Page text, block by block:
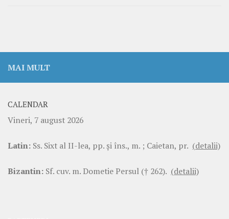
MAI MULT
CALENDAR
Vineri, 7 august 2026
Latin: Ss. Sixt al II-lea, pp. şi îns., m. ; Caietan, pr. (detalii)
Bizantin: Sf. cuv. m. Dometie Persul († 262). (detalii)